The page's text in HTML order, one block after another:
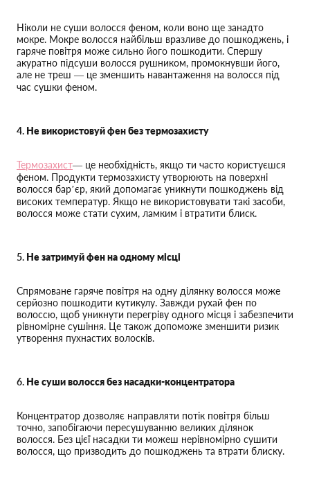
Ніколи не суши волосся феном, коли воно ще занадто
мокре. Мокре волосся найбільш вразливе до пошкоджень, і
гаряче повітря може сильно його пошкодити. Спершу
акуратно підсуши волосся рушником, промокнувши його,
але не треш — це зменшить навантаження на волосся під
час сушки феном.
4. Не використовуй фен без термозахисту
Термозахист— це необхідність, якщо ти часто користуєшся
феном. Продукти термозахисту утворюють на поверхні
волосся бар’єр, який допомагає уникнути пошкоджень від
високих температур. Якщо не використовувати такі засоби,
волосся може стати сухим, ламким і втратити блиск.
5. Не затримуй фен на одному місці
Спрямоване гаряче повітря на одну ділянку волосся може
серйозно пошкодити кутикулу. Завжди рухай фен по
волоссю, щоб уникнути перегріву одного місця і забезпечити
рівномірне сушіння. Це також допоможе зменшити ризик
утворення пухнастих волосків.
6. Не суши волосся без насадки-концентратора
Концентратор дозволяє направляти потік повітря більш
точно, запобігаючи пересушуванню великих ділянок
волосся. Без цієї насадки ти можеш нерівномірно сушити
волосся, що призводить до пошкоджень та втрати блиску.